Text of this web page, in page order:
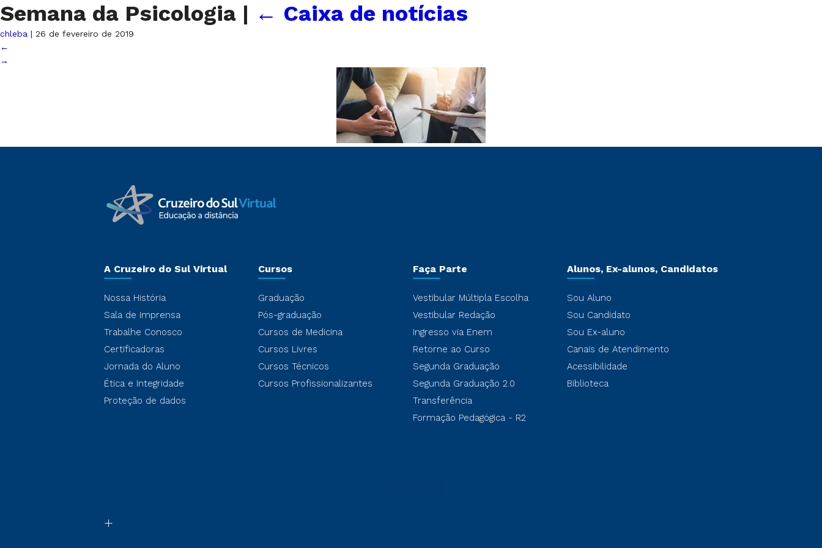
Semana da Psicologia | ← Caixa de notícias
chleba | 26 de fevereiro de 2019
←
→
A Cruzeiro do Sul Virtual
Nossa História
Sala de Imprensa
Trabalhe Conosco
Certificadoras
Jornada do Aluno
Ética e Integridade
Proteção de dados
Cursos
Graduação
Pós-graduação
Cursos de Medicina
Cursos Livres
Cursos Técnicos
Cursos Profissionalizantes
Faça Parte
Vestibular Múltipla Escolha
Vestibular Redação
Ingresso via Enem
Retorne ao Curso
Segunda Graduação
Segunda Graduação 2.0
Transferência
Formação Pedagógica - R2
Alunos, Ex-alunos, Candidatos
Sou Aluno
Sou Candidato
Sou Ex-aluno
Canais de Atendimento
Acessibilidade
Biblioteca